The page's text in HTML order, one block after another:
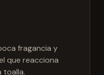
fragancia y
que reacciona
toalla.